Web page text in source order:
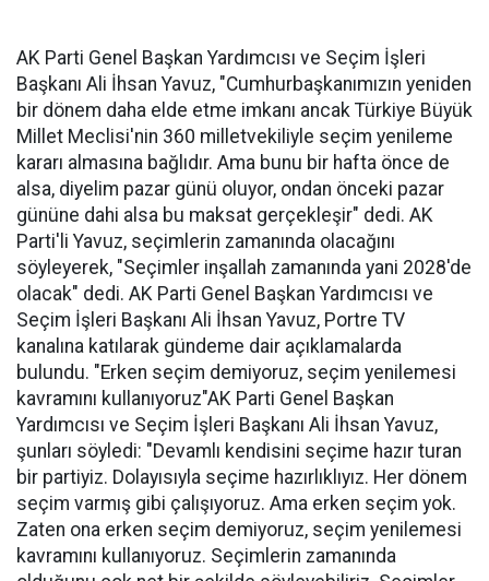
AK Parti Genel Başkan Yardımcısı ve Seçim İşleri
Başkanı Ali İhsan Yavuz, "Cumhurbaşkanımızın yeniden
bir dönem daha elde etme imkanı ancak Türkiye Büyük
Millet Meclisi'nin 360 milletvekiliyle seçim yenileme
kararı almasına bağlıdır. Ama bunu bir hafta önce de
alsa, diyelim pazar günü oluyor, ondan önceki pazar
gününe dahi alsa bu maksat gerçekleşir" dedi. AK
Parti'li Yavuz, seçimlerin zamanında olacağını
söyleyerek, "Seçimler inşallah zamanında yani 2028'de
olacak" dedi. AK Parti Genel Başkan Yardımcısı ve
Seçim İşleri Başkanı Ali İhsan Yavuz, Portre TV
kanalına katılarak gündeme dair açıklamalarda
bulundu. "Erken seçim demiyoruz, seçim yenilemesi
kavramını kullanıyoruz"AK Parti Genel Başkan
Yardımcısı ve Seçim İşleri Başkanı Ali İhsan Yavuz,
şunları söyledi: "Devamlı kendisini seçime hazır turan
bir partiyiz. Dolayısıyla seçime hazırlıklıyız. Her dönem
seçim varmış gibi çalışıyoruz. Ama erken seçim yok.
Zaten ona erken seçim demiyoruz, seçim yenilemesi
kavramını kullanıyoruz. Seçimlerin zamanında